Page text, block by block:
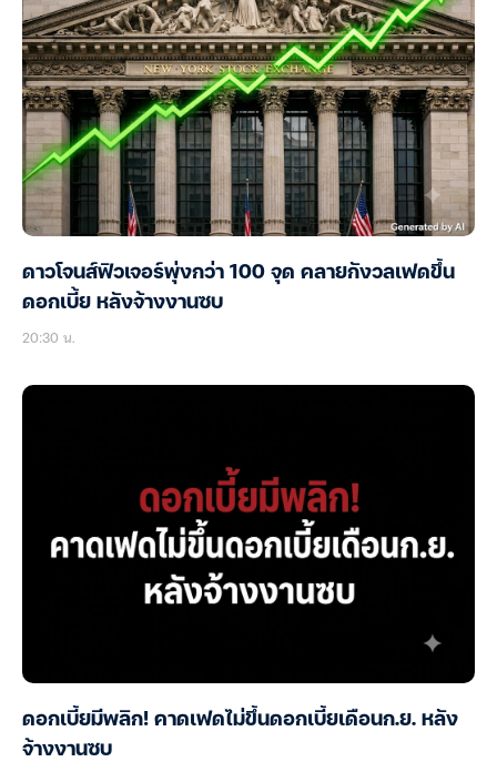
ดาวโจนส์ฟิวเจอร์พุ่งกว่า 100 จุด คลายกังวลเฟดขึ้น
ดอกเบี้ย หลังจ้างงานซบ
20:30 น.
ดอกเบี้ยมีพลิก! คาดเฟดไม่ขึ้นดอกเบี้ยเดือนก.ย. หลัง
จ้างงานซบ